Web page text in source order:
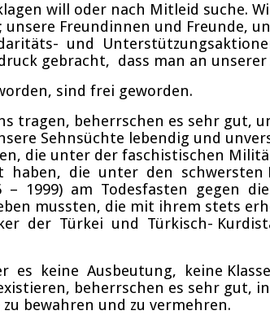
will oder nach Mitleid suche.
Freundinnen und Freunde,
und
gebracht, dass man an unserer
sind frei geworden.
tragen, beherrschen es sehr gut,
Sehnsüchte lebendig und
die unter der faschistischen
die unter den schwersten
1999) am Todesfasten gegen
mussten, die mit ihrem stets
Türkei und Türkisch-
Ausbeutung, keine
beherrschen es sehr gut,
bewahren und zu vermehren.